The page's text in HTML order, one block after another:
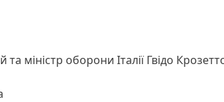
міністр оборони Італії Гвідо